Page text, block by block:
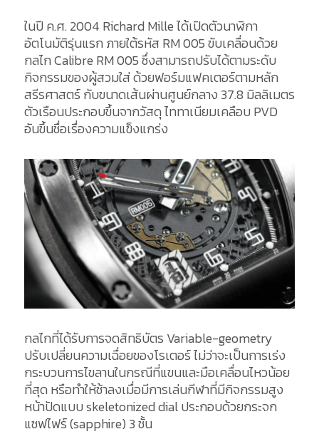
ในปี ค.ศ. 2004 Richard Mille ได้เปิดตัวนาฬิกา
อัตโนมัติรุ่นแรก ภายใต้รหัส RM 005 ขับเคลื่อนด้วย
กลไก Calibre RM 005 ซึ่งสามารถปรับได้ตามระดับ
กิจกรรมของผู้สวมใส่ ด้วยฟอร์มแฟคเตอร์ตามหลัก
สรีรศาสตร์ กับขนาดเส้นผ่านศูนย์กลาง 37.8 มิลลิเมตร
ตัวเรือนประกอบขึ้นจากวัสดุ ไททาเนียมเคลือบ PVD
อันขึ้นชื่อเรื่องความแข็งแกร่ง
กลไกที่ได้รับการจดสิทธิบัตร Variable-geometry
ปรับเปลี่ยนความเฉื่อยของโรเตอร์ ไม่ว่าจะเป็นการเร่ง
กระบวนการไขลานในกรณีที่แขนและมือเคลื่อนไหวน้อย
ที่สุด หรือทำให้ช้าลงเมื่อมีการเล่นกีฬาที่มีกิจกรรมสูง
หน้าปัดแบบ skeletonized dial ประกอบด้วยกระจก
แซฟไฟร์ (sapphire) 3 ชั้น